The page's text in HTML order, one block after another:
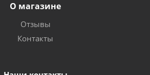
О магазине
Отзывы
Контакты